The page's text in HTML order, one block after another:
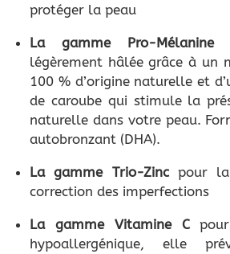
protéger la peau
La gamme Pro-Mélanine
légèrement hâlée grâce à un
100 % d’origine naturelle et
de caroube qui stimule la
naturelle dans votre peau.
autobronzant (DHA).
La gamme Trio-Zincpour la
correction des imperfections
La gamme Vitamine Cpour
hypoallergénique, elle